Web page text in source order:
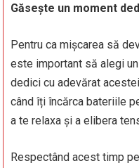
Găsește un moment
Pentru ca mișcarea să
este important să alegi
dedici cu adevărat
când îți încărca bateriile
a te relaxa și a elibera
Respectând acest timp